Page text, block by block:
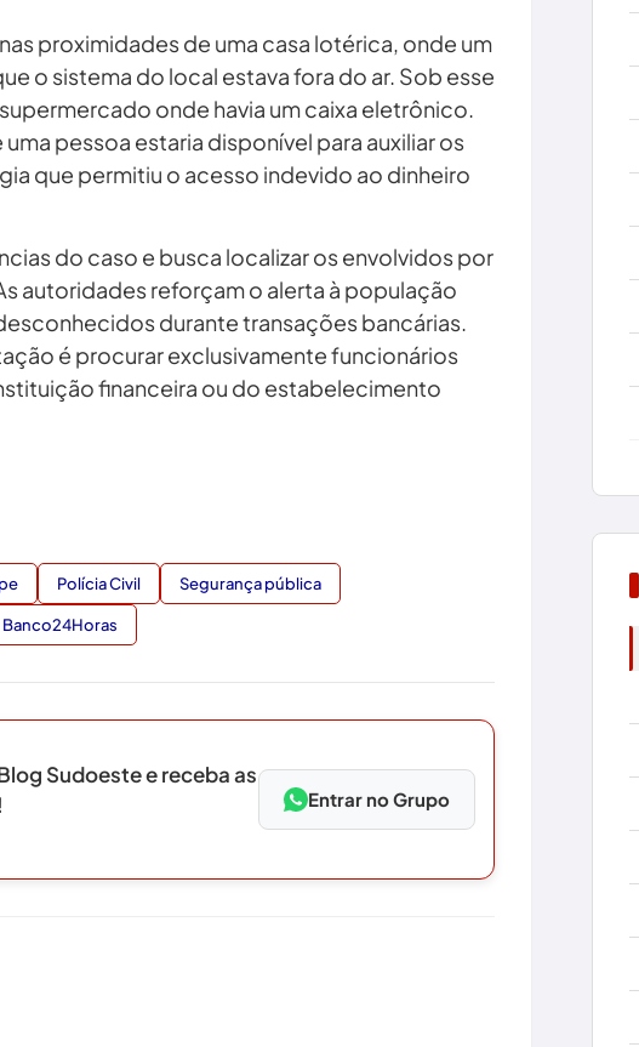
proximidades de uma casa lotérica, onde um
o sistema do local estava fora do ar. Sob esse
onde havia um caixa eletrônico.
pessoa estaria disponível para auxiliar os
que permitiu o acesso indevido ao dinheiro
do caso e busca localizar os envolvidos por
autoridades reforçam o alerta à população
durante transações bancárias.
é procurar exclusivamente funcionários
financeira ou do estabelecimento
Polícia Civil Segurança pública
Banco24Horas
Sudoeste e receba as
Entrar no Grupo